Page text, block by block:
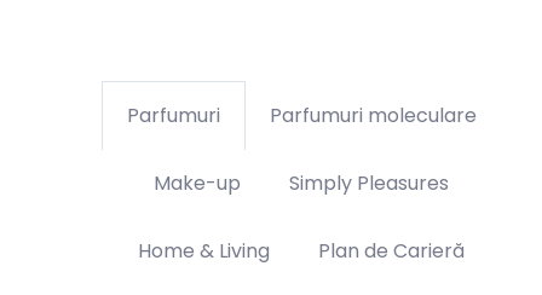
Parfumuri Parfumuri moleculare
Make-up Simply Pleasures
Home & Living Plan de Carieră